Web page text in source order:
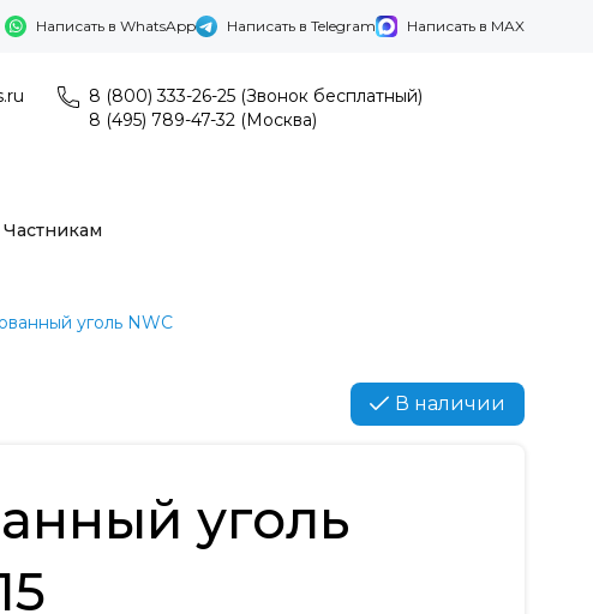
Написать в WhatsApp Написать в Telegram Написать в MAX
8 (800) 333-26-25 (Звонок бесплатный)
8 (495) 789-47-32 (Москва)
Частникам
уголь NWC
В наличии
уголь